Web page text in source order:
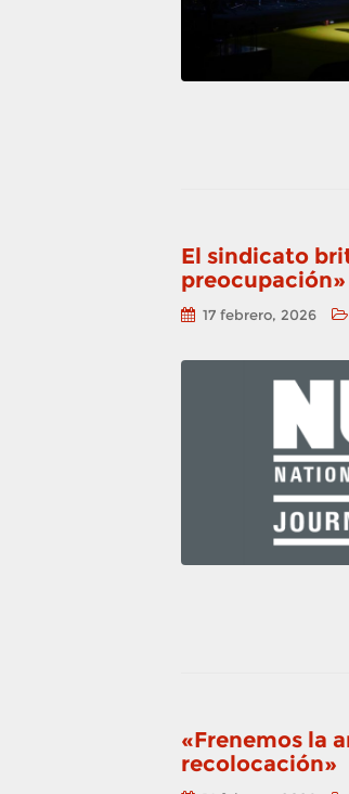
El sindicato
preocupación»
17 febrero, 2026
«Frenemos la
recolocación»